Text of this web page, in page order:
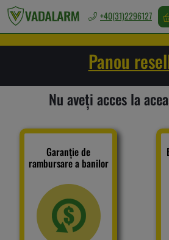
Lei
Descurajare
sălbatică
Descurajarea
păsărilor
+40(31)2296127
Panou
Nu aveți acces la
Garanție de
rambursare a banilor